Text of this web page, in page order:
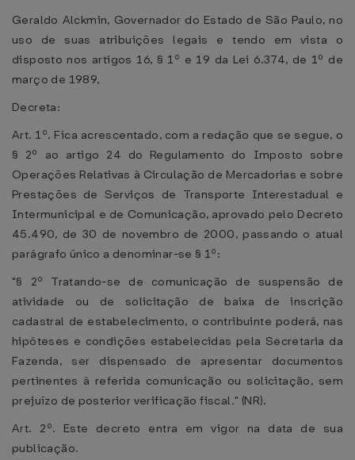
Geraldo Alckmin, Governador do Estado de São Paulo, no
uso de suas atribuições legais e tendo em vista o
disposto nos artigos 16, § 1º e 19 da Lei 6.374, de 1º de
março de 1989,
Decreta:
Art. 1º. Fica acrescentado, com a redação que se segue, o
§ 2º ao artigo 24 do Regulamento do Imposto sobre
Operações Relativas à Circulação de Mercadorias e sobre
Prestações de Serviços de Transporte Interestadual e
Intermunicipal e de Comunicação, aprovado pelo Decreto
45.490, de 30 de novembro de 2000, passando o atual
parágrafo único a denominar-se § 1º:
"§ 2º Tratando-se de comunicação de suspensão de
atividade ou de solicitação de baixa de inscrição
cadastral de estabelecimento, o contribuinte poderá, nas
hipóteses e condições estabelecidas pela Secretaria da
Fazenda, ser dispensado de apresentar documentos
pertinentes à referida comunicação ou solicitação, sem
prejuízo de posterior verificação fiscal." (NR).
Art. 2º. Este decreto entra em vigor na data de sua
publicação.